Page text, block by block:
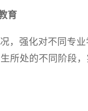
育
，强化对不同专
所处的不同阶段